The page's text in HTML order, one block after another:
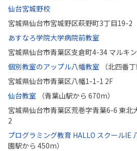
仙台宮城野校
宮城県仙台市宮城野区萩野町3丁目19-2
あすなろ学院大学病院前教室
宮城県仙台市青葉区支倉町4-34 マルキ
個別教室のアップル八幡教室
（北四番
宮城県仙台市青葉区八幡1-1-1 2F
仙台教室
（青葉山駅から 670m）
宮城県仙台市青葉区荒巻字青葉6-6 東北
2
プログラミング教育 HALLO スクールIE
園駅から 450m）